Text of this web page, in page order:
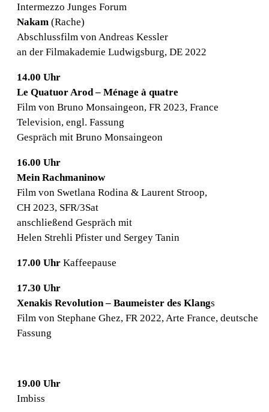
Intermezzo Junges Forum
Nakam (Rache)
Abschlussfilm von Andreas Kessler
an der Filmakademie Ludwigsburg, DE 2022
14.00 Uhr
Le Quatuor Arod – Ménage à quatre
Film von Bruno Monsaingeon, FR 2023, France
Television, engl. Fassung
Gespräch mit Bruno Monsaingeon
16.00 Uhr
Mein Rachmaninow
Film von Swetlana Rodina & Laurent Stroop,
CH 2023, SFR/3Sat
anschließend Gespräch mit
Helen Strehli Pfister und Sergey Tanin
17.00 Uhr Kaffeepause
17.30 Uhr
Xenakis Revolution – Baumeister des Klangs
Film von Stephane Ghez, FR 2022, Arte France, deutsche
Fassung
19.00 Uhr
Imbiss